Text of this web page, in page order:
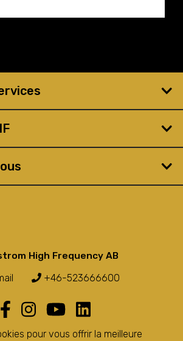
High Frequency AB
+46-523666600
pour vous offrir la meilleure